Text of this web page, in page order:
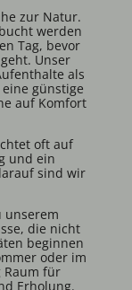
zur Natur.
werden
Tag, bevor
Unser
als
günstige
auf Komfort
oft auf
und ein
sind wir
unserem
die nicht
beginnen
oder im
Raum für
Erholung.